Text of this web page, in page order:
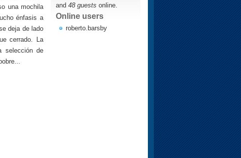
una mochila
énfasis a
deja de lado
cerrado. La
selección de
and 48 guests online.
Online users
roberto.barsby